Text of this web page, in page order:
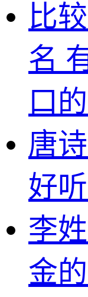
比
名
口
唐
好
李
金